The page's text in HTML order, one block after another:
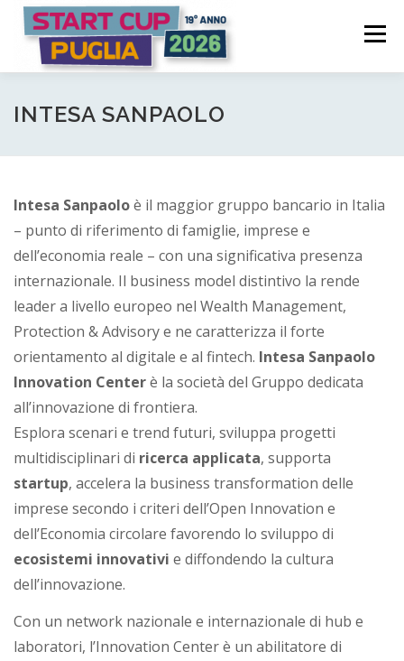
Passa
contenuto
a
t
u
p
P
u
g
Menù
COME FUNZIONA PARTECIPA
INTESA SANPAOLO
Intesa Sanpaoloè il maggior gruppo bancario in Italia
– punto di riferimento di famiglie, imprese e
dell’economia reale – con una significativa presenza
internazionale. Il business model distintivo la rende
leader a livello europeo nel Wealth Management,
Protection & Advisory e ne caratterizza il forte
orientamento al digitale e al fintech. Intesa Sanpaolo
Innovation Centerè la società del Gruppo dedicata
all’innovazione di frontiera.
Esplora scenari e trend futuri, sviluppa progetti
multidisciplinari di ricerca applicata, supporta
startup, accelera la business transformation delle
imprese secondo i criteri dell’Open Innovation e
dell’Economia circolare favorendo lo sviluppo di
ecosistemi innovativi e diffondendo la cultura
dell’innovazione.
Con un network nazionale e internazionale di hub e
laboratori, l’Innovation Center è un abilitatore di